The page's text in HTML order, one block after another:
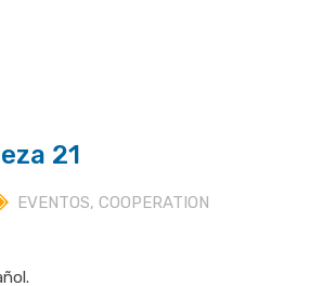
21
EVENTOS, COOPERATION